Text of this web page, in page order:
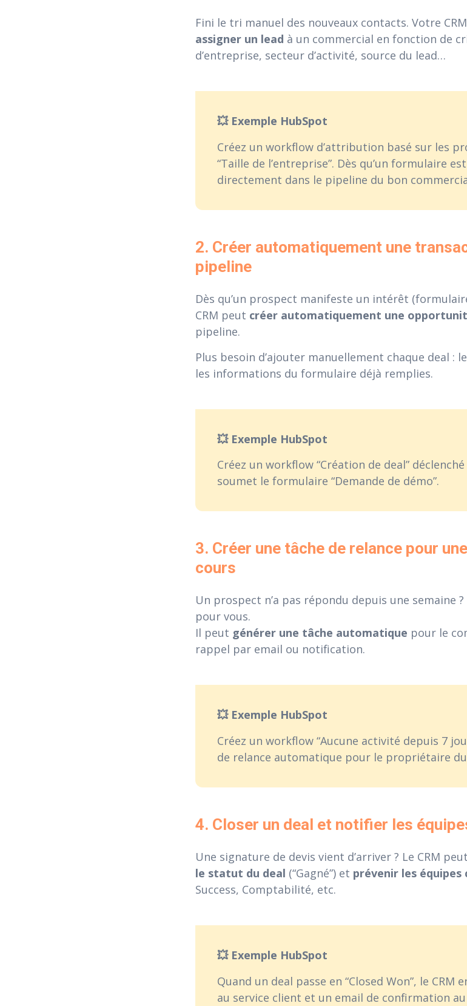
Fini le tri manuel des nouveaux contacts. Votre
assigner un lead à un commercial en fonction de
d’entreprise, secteur d’activité, source du lead…
💥 Exemple HubSpot
Créez un workflow d’attribution basé sur les
“Taille de l’entreprise”. Dès qu’un formulaire
directement dans le pipeline du bon
2. Créer automatiquement une
pipeline
Dès qu’un prospect manifeste un intérêt
CRM peut créer automatiquement une
pipeline.
Plus besoin d’ajouter manuellement chaque deal :
les informations du formulaire déjà remplies.
💥 Exemple HubSpot
Créez un workflow “Création de deal”
soumet le formulaire “Demande de démo”.
3. Créer une tâche de relance pour
cours
Un prospect n’a pas répondu depuis une semaine ?
pour vous.
Il peut générer une tâche automatique pour le
rappel par email ou notification.
💥 Exemple HubSpot
Créez un workflow “Aucune activité depuis 7
de relance automatique pour le propriétaire
4. Closer un deal et notifier les
Une signature de devis vient d’arriver ? Le CRM peut
le statut du deal (“Gagné”) et prévenir les équipes
Success, Comptabilité, etc.
💥 Exemple HubSpot
Quand un deal passe en “Closed Won”, le CRM
au service client et un email de confirmation